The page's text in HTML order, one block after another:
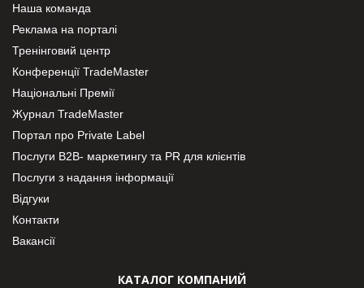
Наша команда
Реклама на порталі
Тренінговий центр
Конференції TradeMaster
Національні Премії
Журнал TradeMaster
Портал про Private Label
Послуги В2В- маркетингу та PR для клієнтів
Послуги з надання інформації
Відгуки
Контакти
Вакансії
КАТАЛОГ КОМПАНИЙ